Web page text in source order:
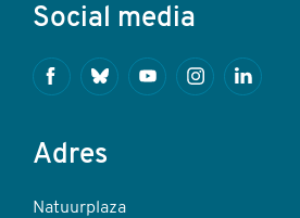
Social media
FacebookBlueskyYoutubeInstagramLinkedin
Adres
Natuurplaza